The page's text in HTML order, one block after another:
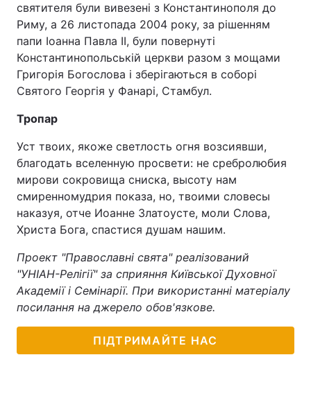
святителя були вивезені з Константинополя до
Риму, а 26 листопада 2004 року, за рішенням
папи Іоанна Павла II, були повернуті
Константинопольській церкви разом з мощами
Григорія Богослова і зберігаються в соборі
Святого Георгія у Фанарі, Стамбул.
Тропар
Уст твоих, якоже светлость огня возсиявши,
благодать вселенную просвети: не сребролюбия
мирови сокровища сниска, высоту нам
смиренномудрия показа, но, твоими словесы
наказуя, отче Иоанне Златоусте, моли Слова,
Христа Бога, спастися душам нашим.
Проект "Православні свята" реалізований
"УНІАН-Релігії" за сприяння Київської Духовної
Академії і Семінарії. При використанні матеріалу
посилання на джерело обов'язкове.
ПІДТРИМАЙТЕ НАС